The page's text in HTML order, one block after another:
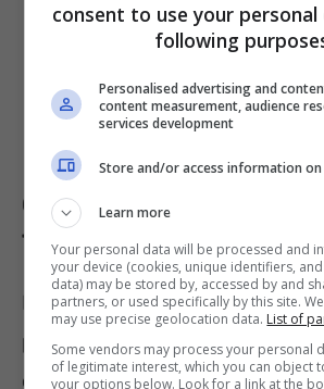
Conseguenze per chi non
TARI
In caso di pagamento in
pretenderà non solo la
corrisposta ma anche
consent to use your
following
Personalised advertising and
content measurement, audience
services development
Store and/or access information on
Learn more
Your personal data will be processed and
your device (cookies, unique identifiers,
data) may be stored by, accessed by and
partners, or used specifically by this site.
may use precise geolocation data. List of
Some vendors may process your personal
of legitimate interest, which you can object
your options below. Look for a link at the